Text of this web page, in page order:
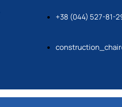
+38 (044) 527-81-